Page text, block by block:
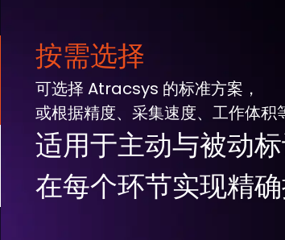
按需选择
可选择 Atracsys 的标准方案，
或根据精度、采集速度、工作体积
适用于主动与被动
可同时追踪主动与被动标记
在每个环节实现精